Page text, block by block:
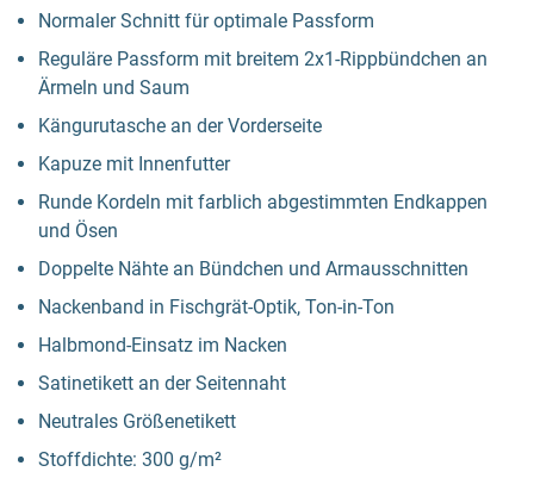
Normaler Schnitt für optimale Passform
Reguläre Passform mit breitem 2x1-Rippbündchen an
Ärmeln und Saum
Kängurutasche an der Vorderseite
Kapuze mit Innenfutter
Runde Kordeln mit farblich abgestimmten Endkappen
und Ösen
Doppelte Nähte an Bündchen und Armausschnitten
Nackenband in Fischgrät-Optik, Ton-in-Ton
Halbmond-Einsatz im Nacken
Satinetikett an der Seitennaht
Neutrales Größenetikett
Stoffdichte: 300 g/m²